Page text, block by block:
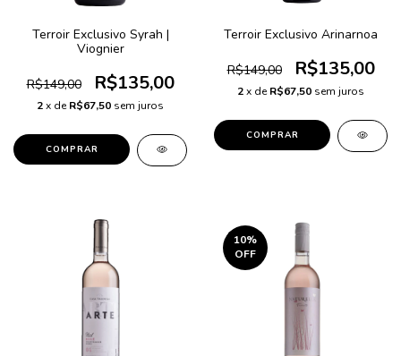
Terroir Exclusivo Syrah |
Viognier
R$149,00 R$135,00
2x deR$67,50 sem juros
Terroir Exclusivo Arinarnoa
R$149,00 R$135,00
2x deR$67,50 sem juros
10%
OFF